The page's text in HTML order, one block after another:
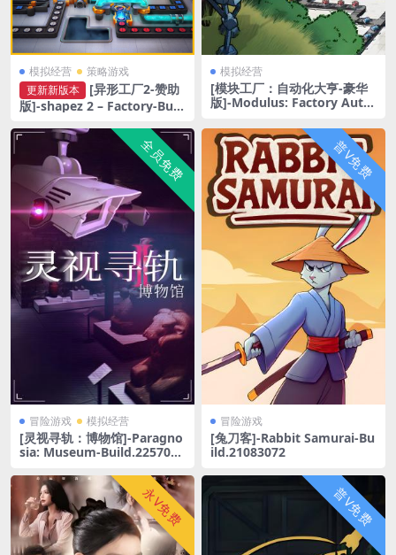
模拟经营 策略游戏
更新新版本
[异形工厂2-赞助
版]-shapez 2 – Factory-Buil
模拟经营
[模块工厂：自动化大亨-豪华
版]-Modulus: Factory Auto
全员免费
冒险游戏 模拟经营
[灵视寻轨：博物馆]-Paragno
sia: Museum-Build.2257098
普V免费
冒险游戏
[兔刀客]-Rabbit Samurai-Bu
ild.21083072
永V免费 普V免费